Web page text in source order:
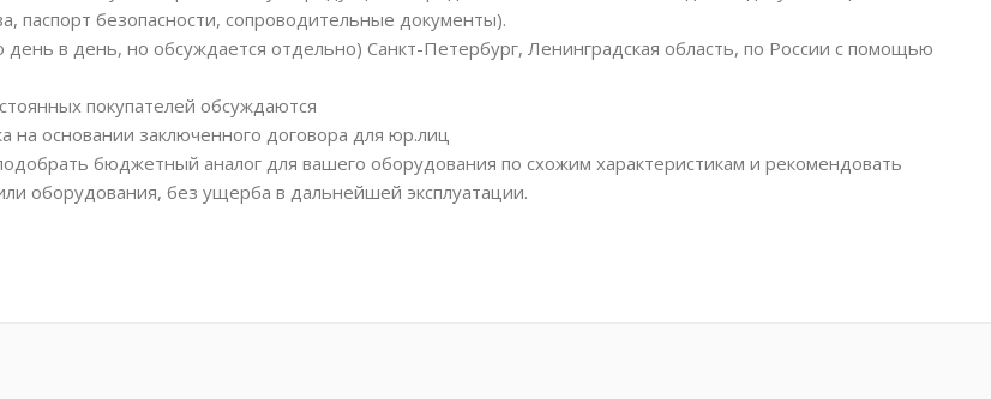
паспорт безопасности, сопроводительные документы).
день в день, но обсуждается отдельно) Санкт-Петербург, Ленинградская область, по России с помощью
покупателей обсуждаются
на основании заключенного договора для юр.лиц
бюджетный аналог для вашего оборудования по схожим характеристикам и рекомендовать
оборудования, без ущерба в дальнейшей эксплуатации.